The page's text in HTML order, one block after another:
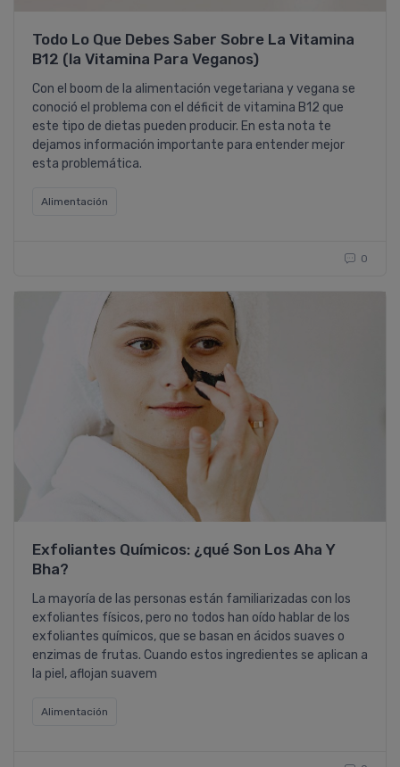
Todo Lo Que Debes Saber Sobre La Vitamina
B12 (la Vitamina Para Veganos)
Con el boom de la alimentación vegetariana y vegana se
conoció el problema con el déficit de vitamina B12 que
este tipo de dietas pueden producir. En esta nota te
dejamos información importante para entender mejor
esta problemática.
Alimentación
0
Exfoliantes Quí­micos: ¿qué Son Los Aha Y
Bha?
La mayorí­a de las personas están familiarizadas con los
exfoliantes fí­sicos, pero no todos han oí­do hablar de los
exfoliantes quí­micos, que se basan en ácidos suaves o
enzimas de frutas. Cuando estos ingredientes se aplican a
la piel, aflojan suavem
Alimentación